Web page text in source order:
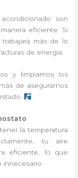
son
eficiente. Si
más de lo
de energía.
y limpiamos los
de asegurarnos
la temperatura
tu aire
eficiente, lo que